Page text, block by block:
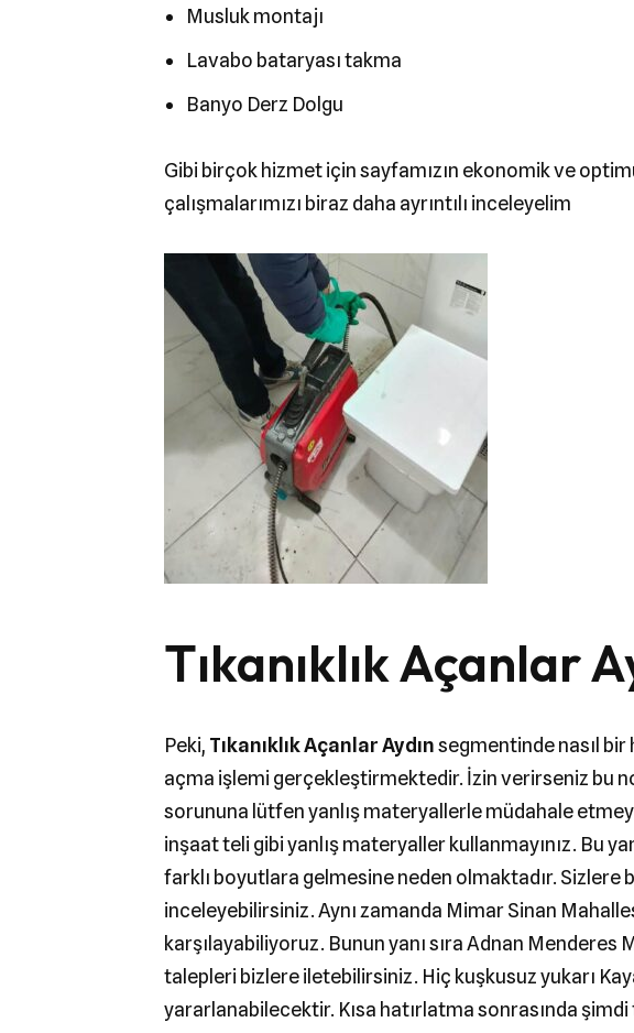
Musluk montajı
Lavabo bataryası takma
Banyo Derz Dolgu
Gibi birçok hizmet için sayfamızın ekonomik ve
çalışmalarımızı biraz daha ayrıntılı inceleyelim
Tıkanıklık Açanlar
Peki, Tıkanıklık Açanlar Aydınsegmentinde nasıl bir
açma işlemi gerçekleştirmektedir. İzin verirseniz bu
sorununa lütfen yanlış materyallerle müdahale
inşaat teli gibi yanlış materyaller kullanmayınız. Bu
farklı boyutlara gelmesine neden olmaktadır. Sizlere
inceleyebilirsiniz. Aynı zamanda Mimar Sinan
karşılayabiliyoruz. Bunun yanı sıra Adnan
talepleri bizlere iletebilirsiniz. Hiç kuşkusuz yukarı
yararlanabilecektir. Kısa hatırlatma sonrasında şimdi